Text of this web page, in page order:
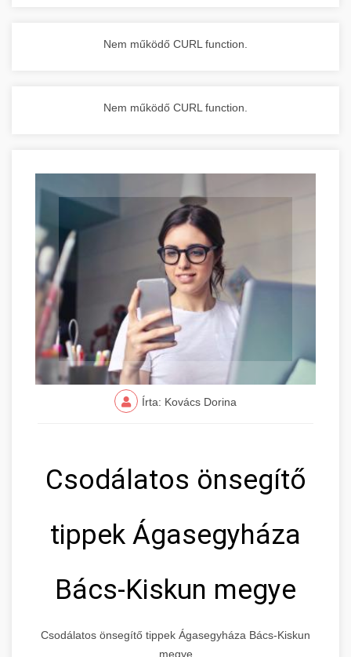
Nem működő CURL function.
Nem működő CURL function.
Írta: Kovács Dorina
Csodálatos önsegítő
tippek Ágasegyháza
Bács-Kiskun megye
Csodálatos önsegítő tippek Ágasegyháza Bács-Kiskun
megye